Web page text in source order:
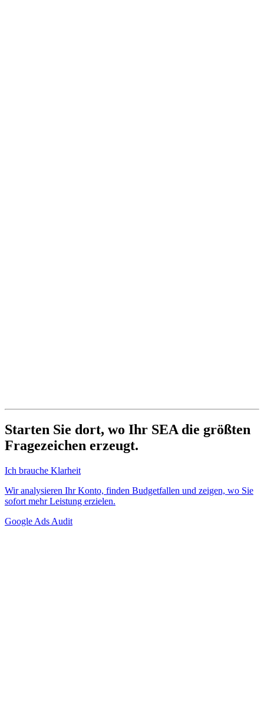
Starten Sie dort, wo Ihr SEA die größten
Fragezeichen erzeugt.
Ich brauche Klarheit
Wir analysieren Ihr Konto, finden Budgetfallen und zeigen, wo Sie
sofort mehr Leistung erzielen.
Google Ads Audit